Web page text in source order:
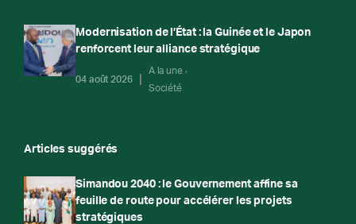
Modernisation de l’État : la Guinée et le Japon
renforcent leur alliance stratégique
04 août 2026
A la une
Société
Articles suggérés
Simandou 2040 : le Gouvernement affine sa
feuille de route pour accélérer les projets
stratégiques